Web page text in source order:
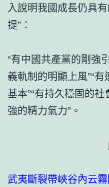
入說明我國成長仍具
提”：
“有中國共產黨的剛強
義軌制的明顯上風”“
基本”“有持久穩固的
強的精力氣力”。
武夷斷裂帶峽谷內云